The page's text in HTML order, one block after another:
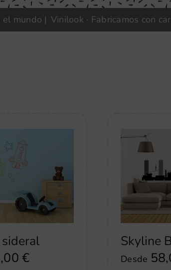
| Vinilook · Fabricamos con cariño
€
Skyline
Desde